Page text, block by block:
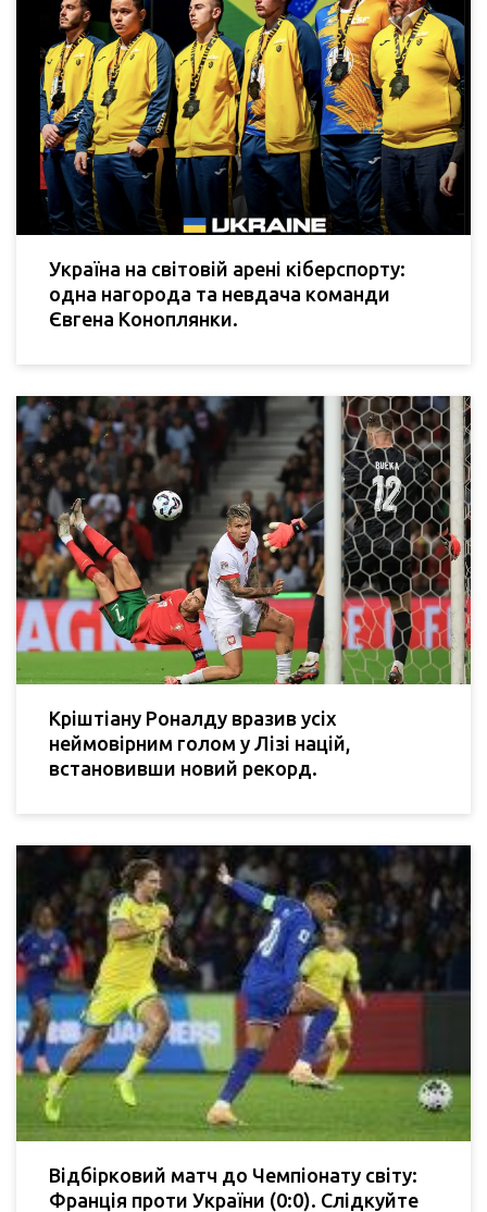
Україна на світовій арені кіберспорту:
одна нагорода та невдача команди
Євгена Коноплянки.
Кріштіану Роналду вразив усіх
неймовірним голом у Лізі націй,
встановивши новий рекорд.
Відбірковий матч до Чемпіонату світу:
Франція проти України (0:0). Слідкуйте